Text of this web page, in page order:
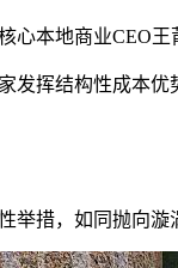
心本地商业CEO王
挥结构性成本优
措，如同抛向